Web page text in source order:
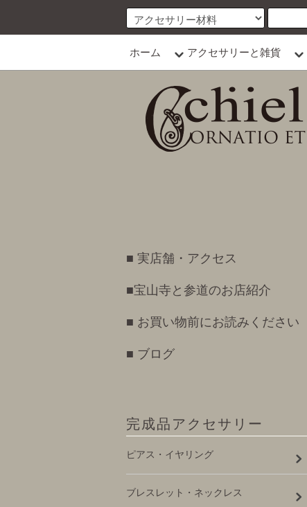
ホーム アクセサリーと雑貨
■ 実店舗・アクセス
■宝山寺と参道のお店紹介
■ お買い物前にお読みください
■ ブログ
完成品アクセサリー
ピアス・イヤリング
ブレスレット・ネックレス